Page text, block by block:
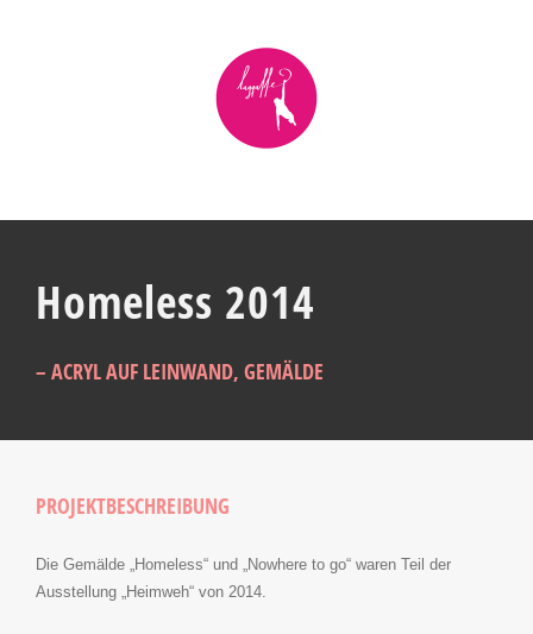
Homeless 2014
– ACRYL AUF LEINWAND, GEMÄLDE
PROJEKTBESCHREIBUNG
Die Gemälde „Homeless“ und „Nowhere to go“ waren Teil der
Ausstellung „Heimweh“ von 2014.